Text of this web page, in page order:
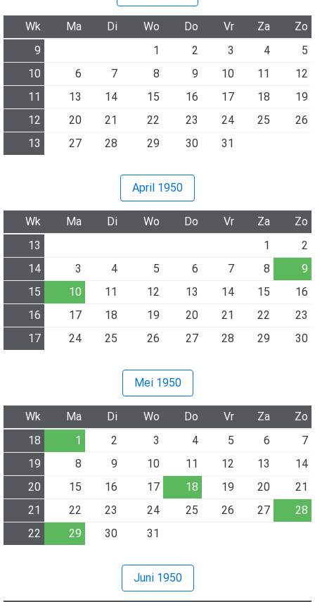
Wk Ma Di Wo Do Vr Za
Zo
9
1 2 3 4
5
10
6 7 8 9 10 11
12
11
13 14 15 16 17 18
19
12
20 21 22 23 24 25
26
13
27 28 29 30 31
April 1950
Wk Ma Di Wo Do Vr Za
Zo
13
1
2
14
3 4 5 6 7 8
9
15
10 11 12 13 14 15
16
16
17 18 19 20 21 22
23
17
24 25 26 27 28 29 30
Mei 1950
Wk Ma Di Wo Do Vr Za
Zo
18
1 2 3 4 5 6
7
19
8 9 10 11 12 13
14
20
15 16 17 18 19 20
21
21
22 23 24 25 26 27
28
22
29 30 31
Juni 1950